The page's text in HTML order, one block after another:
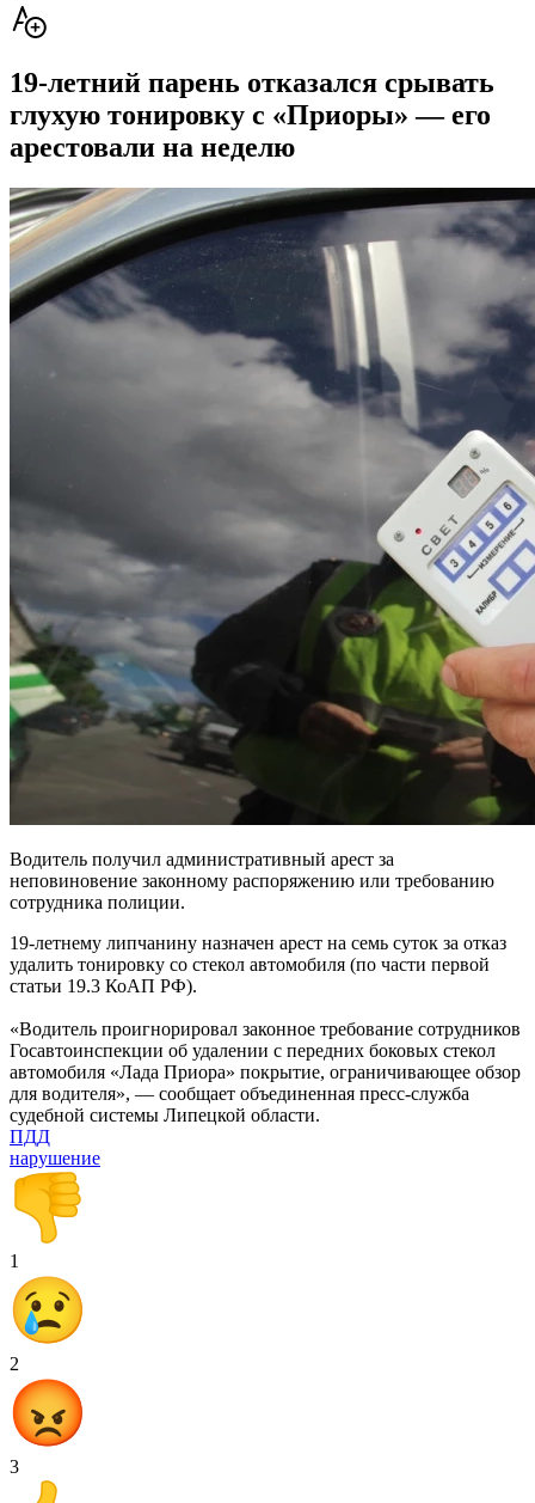
19-летний парень отказался срывать
глухую тонировку с «Приоры» — его
арестовали на неделю
Водитель получил административный арест за
неповиновение законному распоряжению или требованию
сотрудника полиции.
19-летнему липчанину назначен арест на семь суток за отказ
удалить тонировку со стекол автомобиля (по части первой
статьи 19.3 КоАП РФ).
«Водитель проигнорировал законное требование сотрудников
Госавтоинспекции об удалении с передних боковых стекол
автомобиля «Лада Приора» покрытие, ограничивающее обзор
для водителя», — сообщает объединенная пресс-служба
судебной системы Липецкой области.
ПДД
нарушение
1
2
3